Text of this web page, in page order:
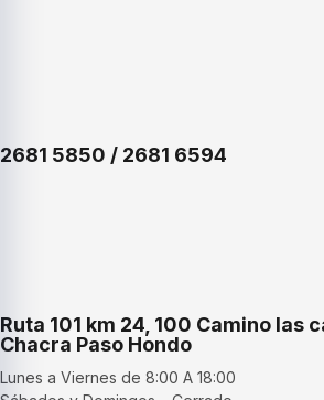
2681 5850 / 2681 6594
Ruta 101 km 24, 100 Camino las
Chacra Paso Hondo
Lunes a Viernes de 8:00 A 18:00